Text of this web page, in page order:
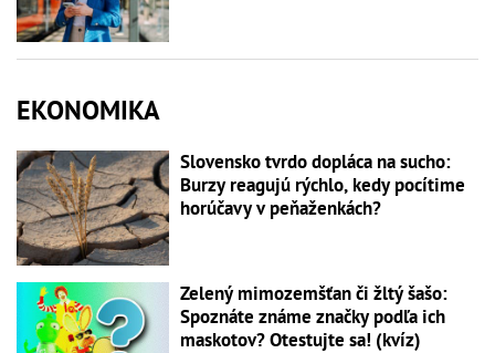
EKONOMIKA
Slovensko tvrdo dopláca na sucho:
Burzy reagujú rýchlo, kedy pocítime
horúčavy v peňaženkách?
Zelený mimozemšťan či žltý šašo:
Spoznáte známe značky podľa ich
maskotov? Otestujte sa! (kvíz)